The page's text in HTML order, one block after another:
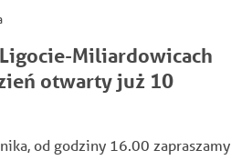
Miliardowicach
otwarty już 10
od godziny 16.00 zapraszamy